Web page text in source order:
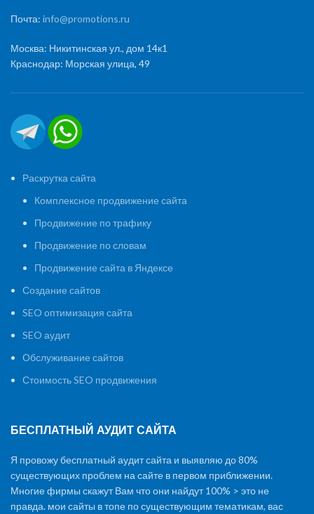
Почта: info@promotions.ru
Москва: Никитинская ул., дом 14к1
Краснодар: Морская улица, 49
Раскрутка сайта
Комплексное продвижение сайта
Продвижение по трафику
Продвижение по словам
Продвижение сайта в Яндексе
Создание сайтов
SEO оптимизация сайта
SEO аудит
Обслуживание сайтов
Стоимость SEO продвижения
БЕСПЛАТНЫЙ АУДИТ САЙТА
Я провожу бесплатный аудит сайта и выявляю до 80%
существующих проблем на сайте в первом приближении.
Многие фирмы скажут Вам что они найдут 100% > это не
правда. мои сайты в топе по существующим тематикам, вас